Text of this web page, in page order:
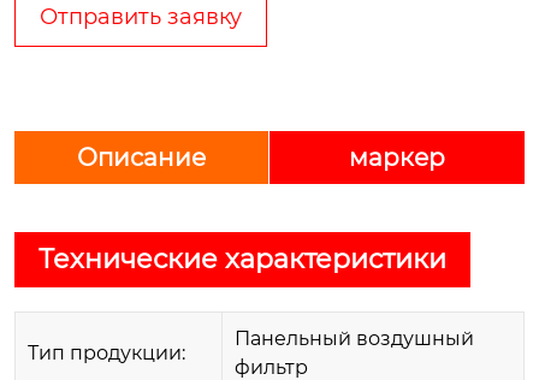
Отправить заявку
Описание маркер
Технические характеристики
Тип продукции:
Панельный воздушный
фильтр